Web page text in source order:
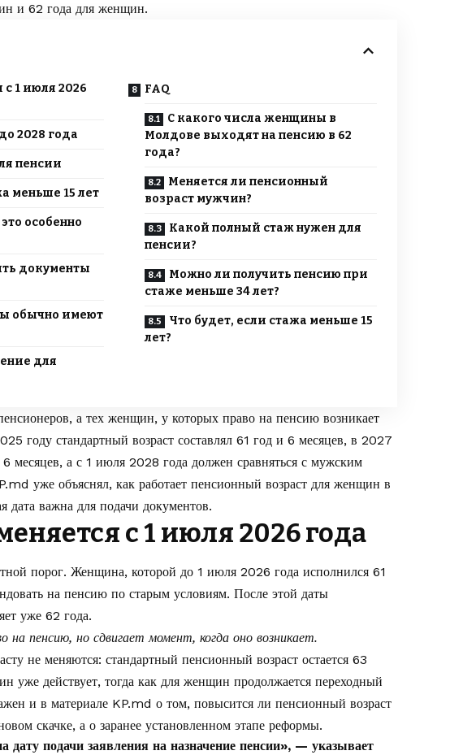
и 62 года для женщин.
1 июля 2026
2028 года
пенсии
меньше 15 лет
особенно
документы
обычно имеют
для
FAQ
С какого числа женщины в
Молдове выходят на пенсию в 62
года?
Меняется ли пенсионный
возраст мужчин?
Какой полный стаж нужен для
пенсии?
Можно ли получить пенсию при
стаже меньше 34 лет?
Что будет, если стажа меньше 15
лет?
а тех женщин, у которых право на пенсию возникает
году стандартный возраст составлял 61 год и 6 месяцев, в 2027
месяцев, а с 1 июля 2028 года должен сравняться с мужским
уже объяснял, как работает пенсионный возраст для женщин в
дата важна для подачи документов.
с 1 июля 2026 года
порог. Женщина, которой до 1 июля 2026 года исполнился 61
на пенсию по старым условиям. После этой даты
уже 62 года.
на пенсию, но сдвигает момент, когда оно возникает.
не меняются: стандартный пенсионный возраст остается 63
уже действует, тогда как для женщин продолжается переходный
и в материале KP.md о том, повысится ли пенсионный возраст
скачке, а о заранее установленном этапе реформы.
дату подачи заявления на назначение пенсии», — указывает